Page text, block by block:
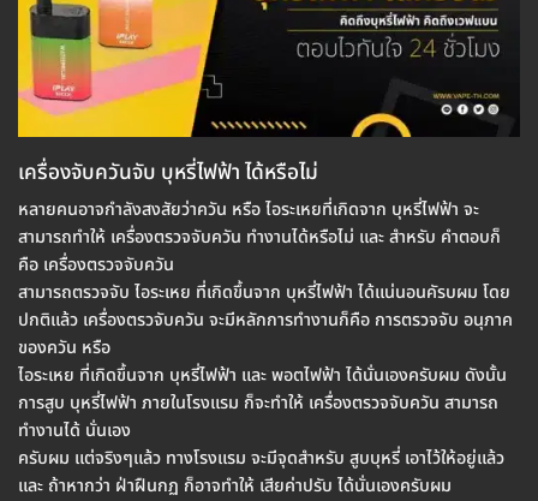
เครื่องจับควันจับ บุหรี่ไฟฟ้า ได้หรือไม่
หลายคนอาจกำลังสงสัยว่าควัน หรือ ไอระเหยที่เกิดจาก บุหรี่ไฟฟ้า จะ
สามารถทำให้ เครื่องตรวจจับควัน ทำงานได้หรือไม่ และ สำหรับ คำตอบก็
คือ เครื่องตรวจจับควัน
สามารถตรวจจับ ไอระเหย ที่เกิดขึ้นจาก บุหรี่ไฟฟ้า ได้แน่นอนคัรบผม โดย
ปกติแล้ว เครื่องตรวจับควัน จะมีหลักการทำงานก็คือ การตรวจจับ อนุภาค
ของควัน หรือ
ไอระเหย ที่เกิดขึ้นจาก บุหรี่ไฟฟ้า และ พอตไฟฟ้า ได้นั่นเองครับผม ดังนั้น
การสูบ บุหรี่ไฟฟ้า ภายในโรงแรม ก็จะทำให้ เครื่องตรวจจับควัน สามารถ
ทำงานได้ นั่นเอง
ครับผม แต่จริงๆแล้ว ทางโรงแรม จะมีจุดสำหรับ สูบบุหรี่ เอาไว้ให้อยู่แล้ว
และ ถ้าหากว่า ฝ่าฝืนกฏ ก็อาจทำให้ เสียค่าปรับ ได้นั่นเองครับผม